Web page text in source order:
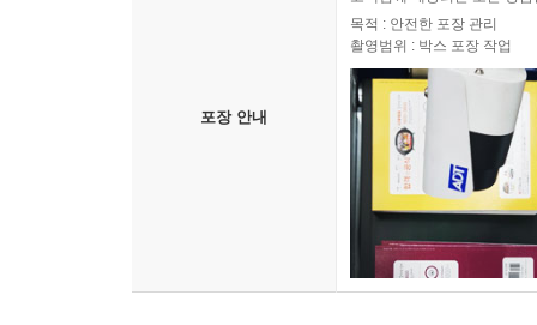
포장 안내
목적 : 안전한 포장 관리
촬영범위 : 박스 포장 작업